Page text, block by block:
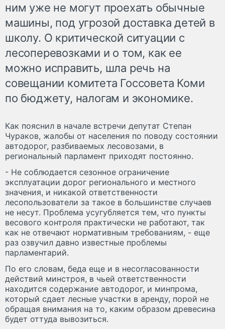
ним уже не могут проехать обычные
машины, под угрозой доставка детей в
школу. О критической ситуации с
лесоперевозками и о том, как ее
можно исправить, шла речь на
совещании комитета Госсовета Коми
по бюджету, налогам и экономике.
Как пояснил в начале встречи депутат Степан
Чураков, жалобы от населения по поводу состоянии
автодорог, разбиваемых лесовозами, в
региональный парламент приходят постоянно.
- Не соблюдается сезонное ограничение
эксплуатации дорог регионального и местного
значения, и никакой ответственности
лесопользователи за такое в большинстве случаев
не несут. Проблема усугубляется тем, что пункты
весового контроля практически не работают, так
как не отвечают нормативным требованиям, - еще
раз озвучил давно известные проблемы
парламентарий.
По его словам, беда еще и в несогласованности
действий минстроя, в чьей ответственности
находится содержание автодорог, и минпрома,
который сдает лесные участки в аренду, порой не
обращая внимания на то, каким образом древесина
будет оттуда вывозиться.